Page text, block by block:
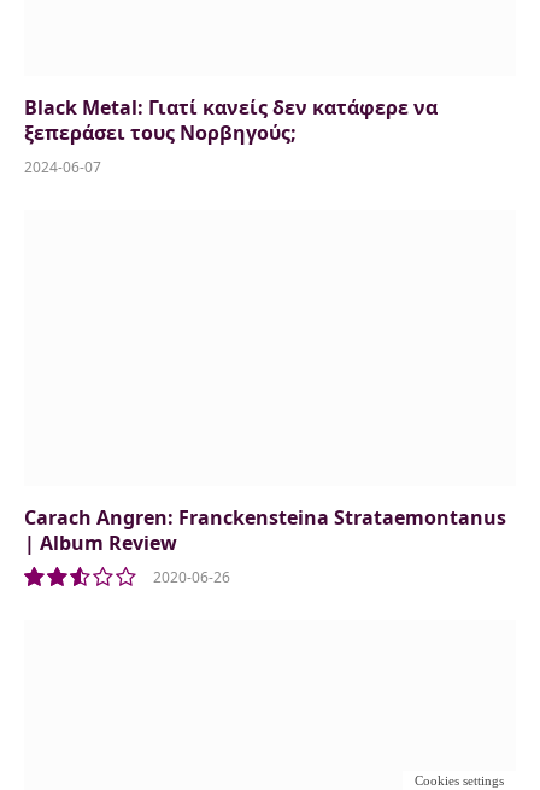
Black Metal: Γιατί κανείς δεν κατάφερε να
ξεπεράσει τους Νορβηγούς;
2024-06-07
Carach Angren: Franckensteina Strataemontanus
| Album Review
2020-06-26
Cookies settings